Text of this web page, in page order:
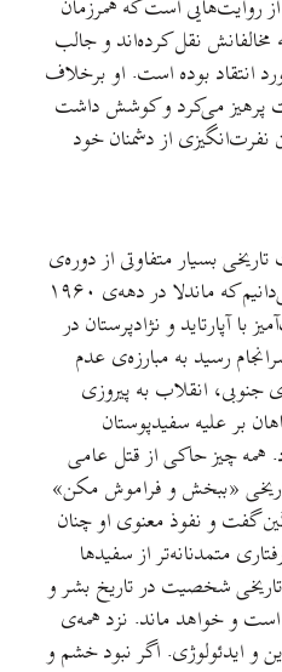
روایت‌هایی است که همرزمان
نقل کرده‌اند و جالب
انتقاد بوده است. او برخلاف
پرهیز می‌کرد و کوشش داشت
از دشمنان خود
بسیار متفاوتی از دوره‌ی
زندگی می‌کرد. ما می‌دانیم که ماندلا در دهه‌ی ۱۹۶۰
با آپارتاید و نژادپرستان در
رسید به مبارزه‌ی عدم
انقلاب به پیروزی
بر علیه سفیدپوستان
همه چیز حاکی از قتل عامی
«ببخش و فراموش مکن»
گفت و نفوذ معنوی او چنان
متمدنانه‌تر از سفیدها
شخصیت در تاریخ بشر و
است و خواهد ماند. نزد همه‌ی
و ایدئولوژی. اگر نبود خشم و